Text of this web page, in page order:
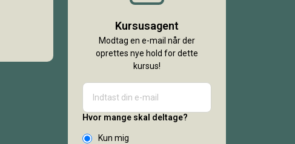
Kursusagent
Modtag en e-mail når der
oprettes nye hold for dette
kursus!
Hvor mange skal deltage?
Kun mig